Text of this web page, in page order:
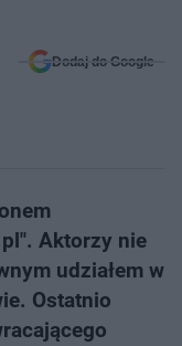
Dodaj do Google
Aktorzy nie
udziałem w
Ostatnio